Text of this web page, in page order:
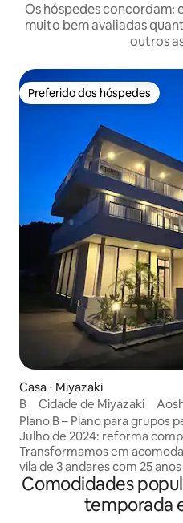
Os hóspedes concordam:
muito bem avaliadas
outros
Preferido dos hóspedes
Preferido dos hóspedes
Casa ⋅ Miyazaki
B Cidade de Miyazaki
Máximo de 8 pessoas Uma
mar onde você adormece
das ondas e acorda com o
do sol
Plano B – Plano para grupos
Julho de 2024: reforma
Transformamos em
vila de 3 andares com 25
em frente à Praia de
minutos de carro do
Comodidades
temporada